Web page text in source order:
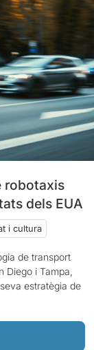
robotaxis
dels EUA
i cultura
de transport
Diego i Tampa,
estratègia de